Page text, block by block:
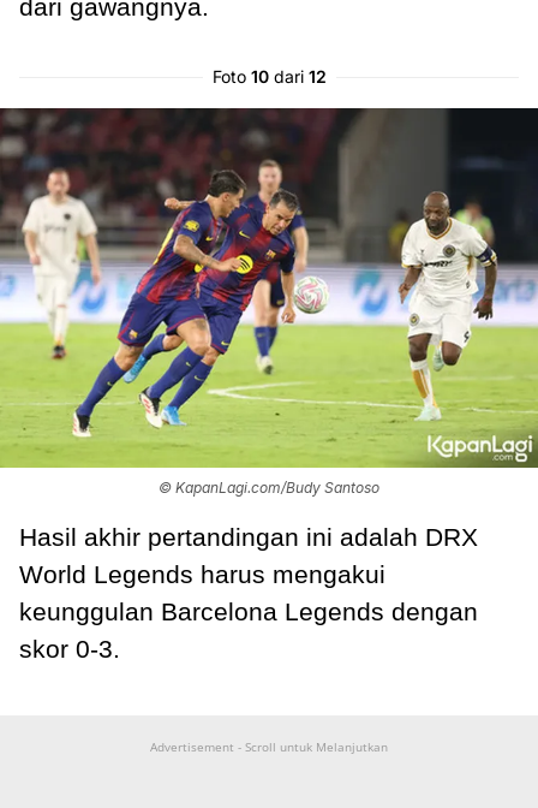
dari gawangnya.
Foto 10dari 12
© KapanLagi.com/Budy Santoso
Hasil akhir pertandingan ini adalah DRX
World Legends harus mengakui
keunggulan Barcelona Legends dengan
skor 0-3.
Advertisement - Scroll untuk Melanjutkan